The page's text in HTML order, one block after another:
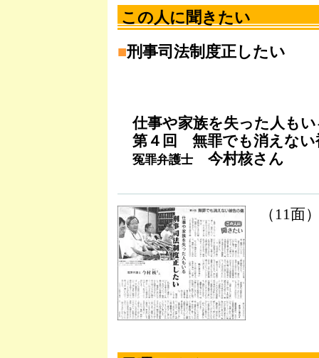
この人に聞きたい
■刑事司法制度正したい
仕事や家族を失った人も
第４回 無罪でも消えない
冤罪弁護士 今村核さん
（11面